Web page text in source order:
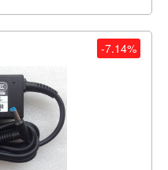
-7.14%